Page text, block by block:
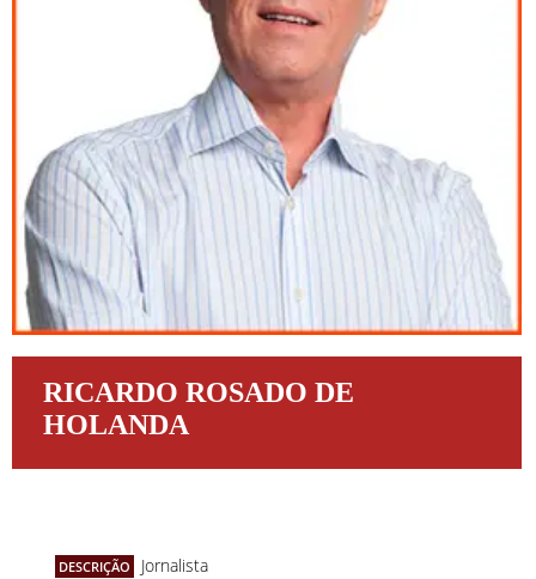
RICARDO ROSADO DE
HOLANDA
DESCRIÇÃO Jornalista